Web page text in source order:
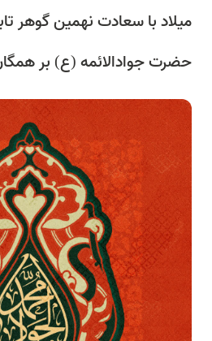
میلاد با سعادت نهمین گوهر
حضرت جوادالائمه (ع) بر